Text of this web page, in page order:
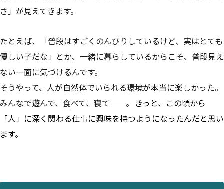
さ」が見えてきます。
たとえば、「普段はすごくのんびりしているけど、実はとても
優しい子だな」とか、一緒に暮らしているからこそ、普段見え
ない一面に気づけるんです。
そうやって、人が自然体でいられる環境が本当に楽しかった。
みんなで遊んで、食べて、寝て──。 きっと、この頃から
「人」に深く関わる仕事に興味を持つようになったんだと思い
ます。